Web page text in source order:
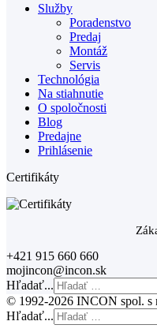
Služby
Poradenstvo
Predaj
Montáž
Servis
Technológia
Na stiahnutie
O spoločnosti
Blog
Predajne
Prihlásenie
Certifikáty
+421 915 660 660
mojincon@incon.sk
Hľadať...
© 1992-2026 INCON spol. s
Hľadať...